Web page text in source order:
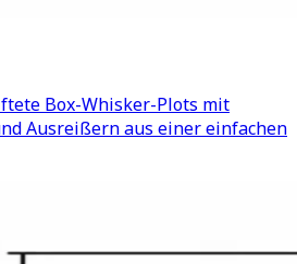
Box-Whisker-Plots mit
Ausreißern aus einer einfachen